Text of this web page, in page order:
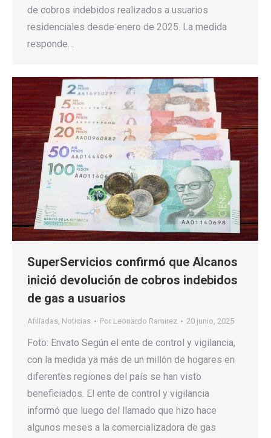
de cobros indebidos realizados a usuarios
residenciales desde enero de 2025. La medida
responde…
SuperServicios confirmó que Alcanos
inició devolución de cobros indebidos
de gas a usuarios
Afiliadas, Noticias Por Leonardo Ramirez 20 junio, 2025
Foto: Envato Según el ente de control y vigilancia,
con la medida ya más de un millón de hogares en
diferentes regiones del país se han visto
beneficiados. El ente de control y vigilancia
informó que luego del llamado que hizo hace
algunos meses a la comercializadora de gas